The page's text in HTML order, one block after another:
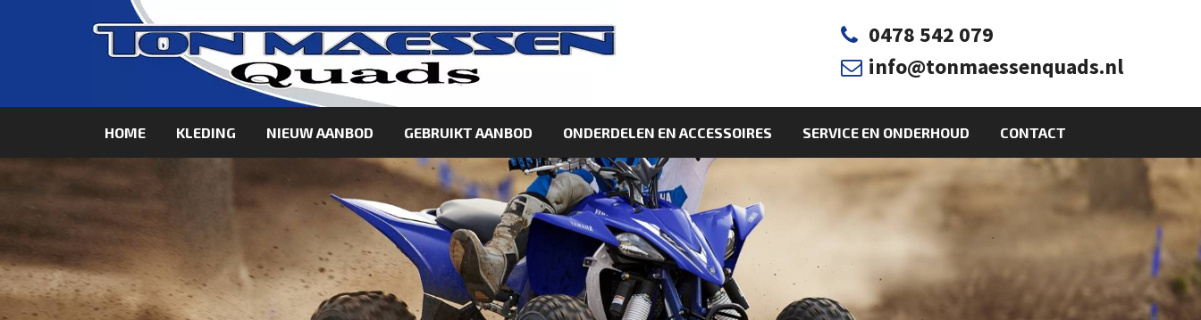
 0478 542 079
 info@tonmaessenquads.nl
HOME KLEDING NIEUW AANBOD GEBRUIKT AANBOD ONDERDELEN EN ACCESSOIRES SERVICE EN ONDERHOUD CONTACT